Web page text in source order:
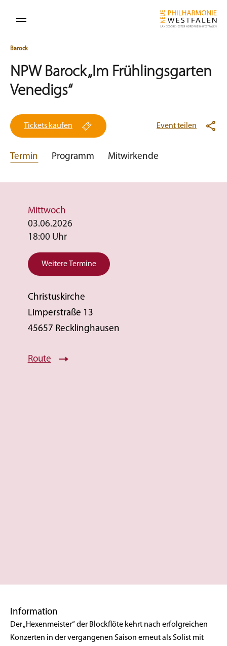
Barock
NPW Barock „Im Frühlingsgarten
Venedigs“
Tickets kaufen Event teilen
Termin Programm Mitwirkende
Mittwoch
03.06.2026
18:00 Uhr
Weitere Termine
Christuskirche
Limperstraße 13
45657 Recklinghausen
Route
Information
Der „Hexenmeister“ der Blockflöte kehrt nach erfolgreichen
Konzerten in der vergangenen Saison erneut als Solist mit